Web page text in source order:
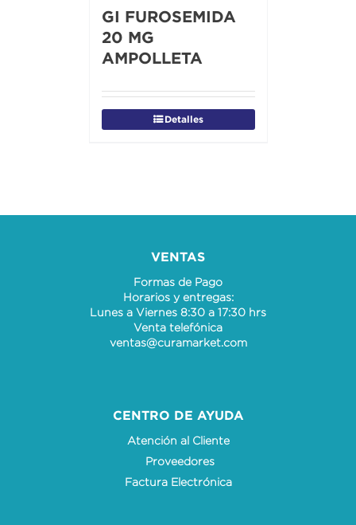
GI FUROSEMIDA
20 MG
AMPOLLETA
Detalles
VENTAS
Formas de Pago
Horarios y entregas:
Lunes a Viernes 8:30 a 17:30 hrs
Venta telefónica
ventas@curamarket.com
CENTRO DE AYUDA
Atención al Cliente
Proveedores
Factura Electrónica